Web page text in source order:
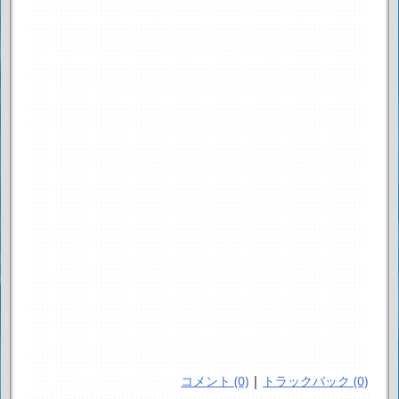
コメント (0) | トラックバック (0)